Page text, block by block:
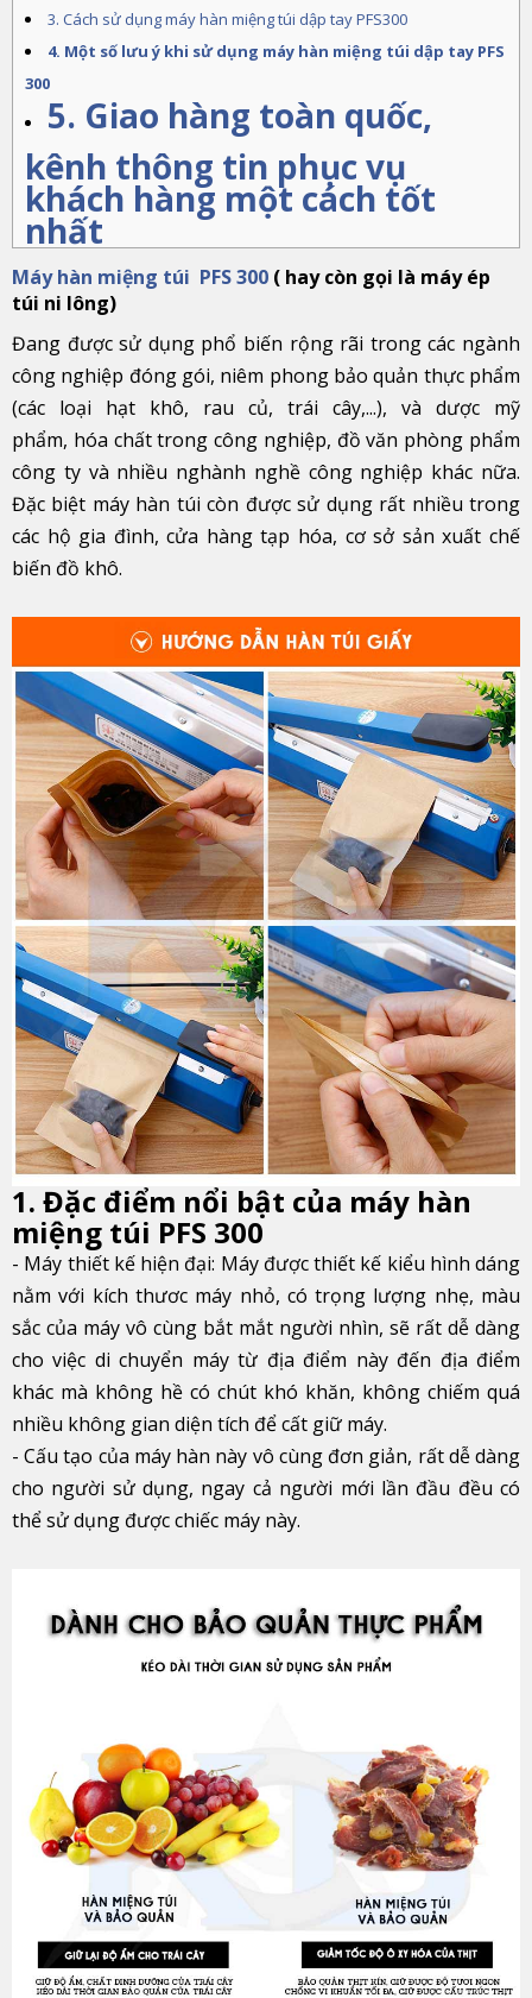
3. Cách sử dụng máy hàn miệng túi dập tay PFS300
4. Một số lưu ý khi sử dụng máy hàn miệng túi dập tay PFS
300
5. Giao hàng toàn quốc,
kênh thông tin phục vụ
khách hàng một cách tốt
nhất
Máy hàn miệng túi PFS 300 ( hay còn gọi là máy ép
túi ni lông)
Đang được sử dụng phổ biến rộng rãi trong các ngành
công nghiệp đóng gói, niêm phong bảo quản thực phẩm
(các loại hạt khô, rau củ, trái cây,...), và dược mỹ
phẩm, hóa chất trong công nghiệp, đồ văn phòng phẩm
công ty và nhiều nghành nghề công nghiệp khác nữa.
Đặc biệt máy hàn túi còn được sử dụng rất nhiều trong
các hộ gia đình, cửa hàng tạp hóa, cơ sở sản xuất chế
biến đồ khô.
1. Đặc điểm nổi bật của máy hàn
miệng túi PFS 300
- Máy thiết kế hiện đại: Máy được thiết kế kiểu hình dáng
nằm với kích thươc máy nhỏ, có trọng lượng nhẹ, màu
sắc của máy vô cùng bắt mắt người nhìn, sẽ rất dễ dàng
cho việc di chuyển máy từ địa điểm này đến địa điểm
khác mà không hề có chút khó khăn, không chiếm quá
nhiều không gian diện tích để cất giữ máy.
- Cấu tạo của máy hàn này vô cùng đơn giản, rất dễ dàng
cho người sử dụng, ngay cả người mới lần đầu đều có
thể sử dụng được chiếc máy này.